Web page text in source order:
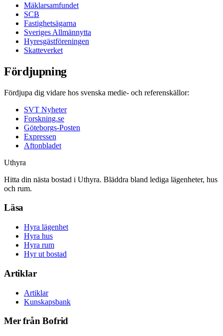
Mäklarsamfundet
SCB
Fastighetsägarna
Sveriges Allmännytta
Hyresgästföreningen
Skatteverket
Fördjupning
Fördjupa dig vidare hos svenska medie- och referenskällor:
SVT Nyheter
Forskning.se
Göteborgs-Posten
Expressen
Aftonbladet
Uthyra
Hitta din nästa bostad i Uthyra. Bläddra bland lediga lägenheter, hus
och rum.
Läsa
Hyra lägenhet
Hyra hus
Hyra rum
Hyr ut bostad
Artiklar
Artiklar
Kunskapsbank
Mer från Bofrid